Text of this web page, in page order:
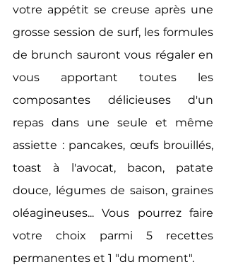
votre appétit se creuse après une
grosse session de surf, les formules
de brunch sauront vous régaler en
vous apportant toutes les
composantes délicieuses d'un
repas dans une seule et même
assiette : pancakes, œufs brouillés,
toast à l'avocat, bacon, patate
douce, légumes de saison, graines
oléagineuses... Vous pourrez faire
votre choix parmi 5 recettes
permanentes et 1 "du moment".